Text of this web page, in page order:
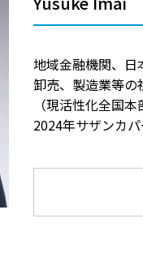
地域金融機関、日
卸売、製造業等の
（現活性化全国
2024年サザンカパ